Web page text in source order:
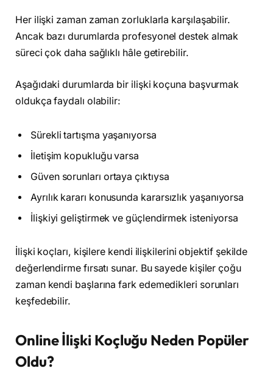
Her ilişki zaman zaman zorluklarla karşılaşabilir.
Ancak bazı durumlarda profesyonel destek almak
süreci çok daha sağlıklı hâle getirebilir.
Aşağıdaki durumlarda bir ilişki koçuna başvurmak
oldukça faydalı olabilir:
Sürekli tartışma yaşanıyorsa
İletişim kopukluğu varsa
Güven sorunları ortaya çıktıysa
Ayrılık kararı konusunda kararsızlık yaşanıyorsa
İlişkiyi geliştirmek ve güçlendirmek isteniyorsa
İlişki koçları, kişilere kendi ilişkilerini objektif şekilde
değerlendirme fırsatı sunar. Bu sayede kişiler çoğu
zaman kendi başlarına fark edemedikleri sorunları
keşfedebilir.
Online İlişki Koçluğu Neden Popüler
Oldu?